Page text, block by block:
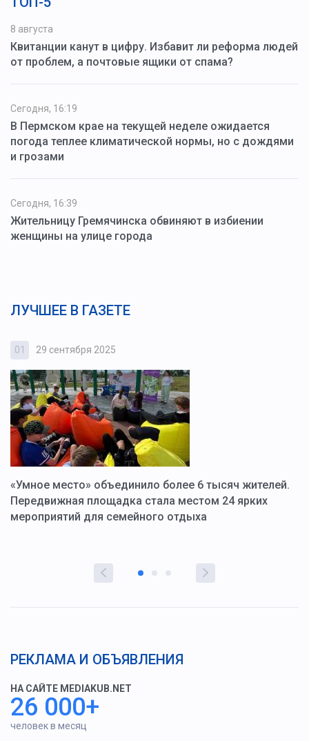
8 августа
Квитанции канут в цифру. Избавит ли реформа людей
от проблем, а почтовые ящики от спама?
Сегодня, 16:19
В Пермском крае на текущей неделе ожидается
погода теплее климатической нормы, но с дождями
и грозами
Сегодня, 16:39
Жительницу Гремячинска обвиняют в избиении
женщины на улице города
ЛУЧШЕЕ В ГАЗЕТЕ
01 29 сентября 2025
«Умное место» объединило более 6 тысяч жителей.
Передвижная площадка стала местом 24 ярких
мероприятий для семейного отдыха
РЕКЛАМА И ОБЪЯВЛЕНИЯ
НА САЙТЕ MEDIAKUB.NET
26 000+
человек в месяц